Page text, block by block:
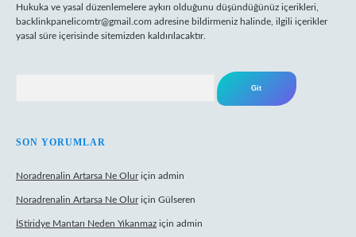
Hukuka ve yasal düzenlemelere aykırı olduğunu düşündüğünüz içerikleri,
backlinkpanelicomtr@gmail.com adresine bildirmeniz halinde, ilgili içerikler
yasal süre içerisinde sitemizden kaldırılacaktır.
SON YORUMLAR
Noradrenalin Artarsa Ne Oluriçin admin
Noradrenalin Artarsa Ne Oluriçin Gülseren
İStiridye Mantarı Neden Yıkanmaz için admin